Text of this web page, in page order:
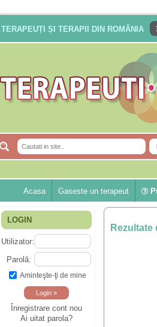
TERAPEUȚI ȘI TERAPII DIN ROMÂNIA
Acasa Gaseste un terapeut
LOGIN
Utilizator:
Parolă:
Aminteşte-ţi de mine
Înregistrare cont nou
Ai uitat parola?
Rezultate